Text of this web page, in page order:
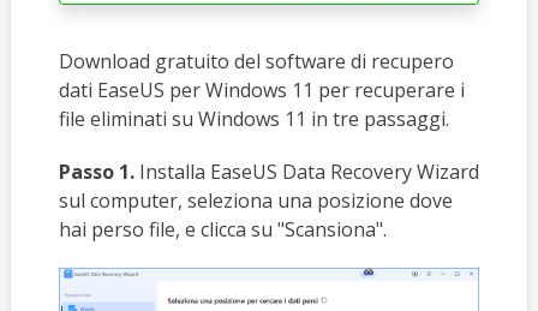
Download gratuito del software di recupero
dati EaseUS per Windows 11 per recuperare i
file eliminati su Windows 11 in tre passaggi.
Passo 1.Installa EaseUS Data Recovery Wizard
sul computer, seleziona una posizione dove
hai perso file, e clicca su "Scansiona".